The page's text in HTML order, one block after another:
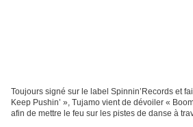
Toujours signé sur le label Spinnin’Records et
Keep Pushin’ », Tujamo vient de dévoiler «
afin de mettre le feu sur les pistes de danse à